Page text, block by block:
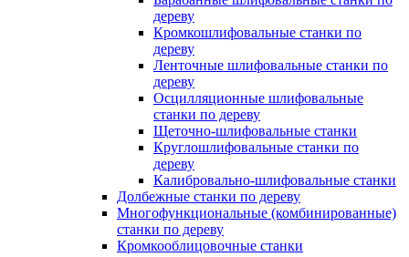
дереву
Кромкошлифовальные станки по
дереву
Ленточные шлифовальные станки по
дереву
Осцилляционные шлифовальные
станки по дереву
Щеточно-шлифовальные станки
Круглошлифовальные станки по
дереву
Калибровально-шлифовальные станки
Долбежные станки по дереву
Многофункциональные (комбинированные)
станки по дереву
Кромкооблицовочные станки